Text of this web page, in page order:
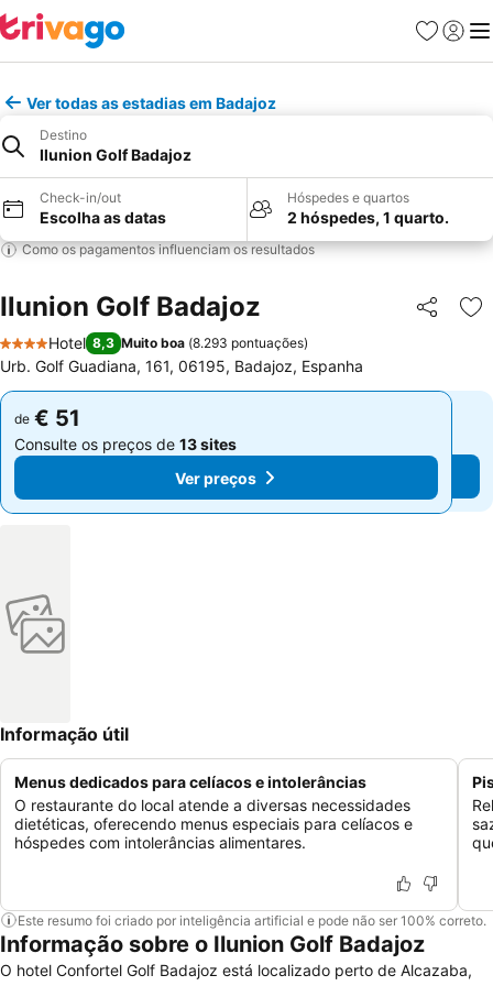
Favoritos
Iniciar
Ver todas as estadias em Badajoz
Destino
Ilunion Golf Badajoz
Check-in/out
Escolha as datas
Hóspedes e quartos
2 hóspedes, 1 quarto.
Como os pagamentos influenciam os resultados
Ilunion Golf Badajoz Partilhar
4 Estrelas
Hotel 8,3 Muito boa (8.293 pontuações)
Urb. Golf Guadiana, 161, 06195, Badajoz, Espanha
de € 51
Consulte os preços de 13 sites
Ver preços
de € 51
Consulte os preços de 13 sites
Ver preços
Informação útil
Menus dedicados para celíacos e intolerâncias
O restaurante do local atende a diversas necessidades
dietéticas, oferecendo menus especiais para celíacos e
hóspedes com intolerâncias alimentares.
Este resumo foi criado por inteligência artificial e pode não ser 100% correto.
Informação sobre o Ilunion Golf Badajoz
O hotel Confortel Golf Badajoz está localizado perto de Alcazaba,